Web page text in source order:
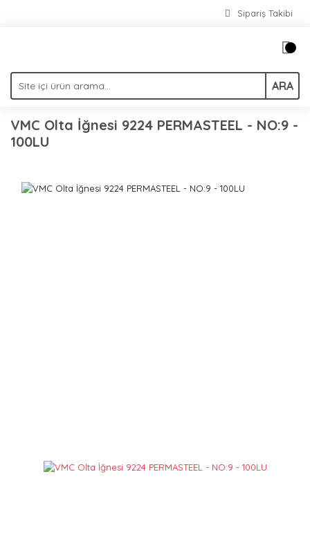
Sipariş Takibi
ARA
VMC Olta İğnesi 9224 PERMASTEEL - NO:9 -
100LU